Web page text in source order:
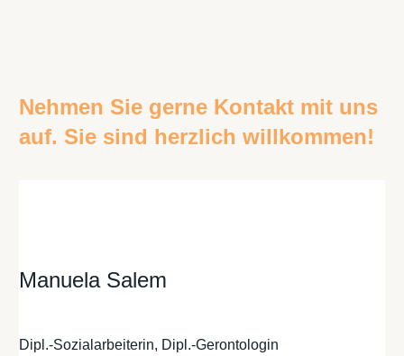
Nehmen Sie gerne Kontakt mit uns
auf. Sie sind herzlich willkommen!
Manuela Salem
Dipl.-Sozialarbeiterin, Dipl.-Gerontologin